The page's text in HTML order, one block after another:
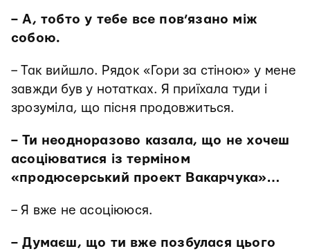
– А, тобто у тебе все пов’язано між
собою.
– Так вийшло. Рядок «Гори за стіною» у мене
завжди був у нотатках. Я приїхала туди і
зрозуміла, що пісня продовжиться.
– Ти неодноразово казала, що не хочеш
асоціюватися із терміном
«продюсерський проект Вакарчука»…
– Я вже не асоціююся.
– Думаєш, що ти вже позбулася цього